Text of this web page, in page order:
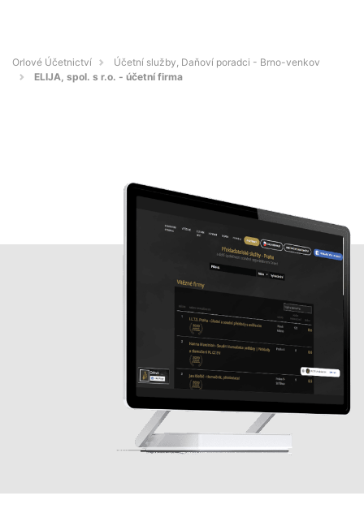
Orlové Účetnictví
Účetní služby, Daňoví poradci - Brno-venkov
ELIJA, spol. s r.o. - účetní firma